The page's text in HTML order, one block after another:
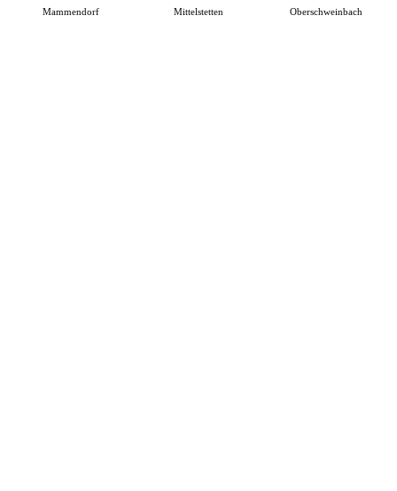
Mammendorf Mittelstetten Oberschweinbach